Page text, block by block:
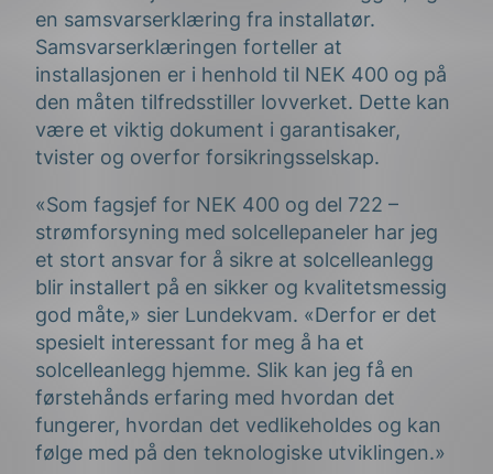
en samsvarserklæring fra installatør.
Samsvarserklæringen forteller at
installasjonen er i henhold til NEK 400 og på
den måten tilfredsstiller lovverket. Dette kan
være et viktig dokument i garantisaker,
tvister og overfor forsikringsselskap.
«Som fagsjef for NEK 400 og del 722 –
strømforsyning med solcellepaneler har jeg
et stort ansvar for å sikre at solcelleanlegg
blir installert på en sikker og kvalitetsmessig
god måte,» sier Lundekvam. «Derfor er det
spesielt interessant for meg å ha et
solcelleanlegg hjemme. Slik kan jeg få en
førstehånds erfaring med hvordan det
fungerer, hvordan det vedlikeholdes og kan
følge med på den teknologiske utviklingen.»